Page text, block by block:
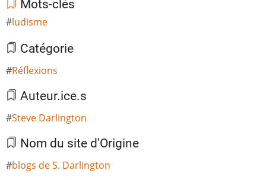
Mots-clés
ludisme
Catégorie
Réflexions
Auteur.ice.s
Steve Darlington
Nom du site d'Origine
blogs de S. Darlington